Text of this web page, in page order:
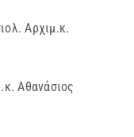
Αρχιμ.κ.
Αθανάσιος